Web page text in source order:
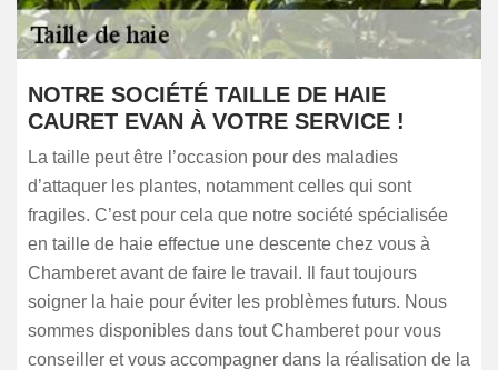
NOTRE SOCIÉTÉ TAILLE DE HAIE
CAURET EVAN À VOTRE SERVICE !
La taille peut être l’occasion pour des maladies
d’attaquer les plantes, notamment celles qui sont
fragiles. C’est pour cela que notre société spécialisée
en taille de haie effectue une descente chez vous à
Chamberet avant de faire le travail. Il faut toujours
soigner la haie pour éviter les problèmes futurs. Nous
sommes disponibles dans tout Chamberet pour vous
conseiller et vous accompagner dans la réalisation de la